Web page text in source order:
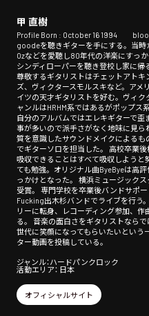
甲 直樹
Profile Born : October 16 1994
goodeを聴きギターを手にする。当
Ozなどを愛聴し80年代の洋楽にすっ
シンディローパーを聴き登校し家に帰
尊敬するギタリストはチェットアトキ
ズ、ヴィクタースモルスキなど。アメ
イツの天才ギタリストを好む。ヴィ
ャンルはHRHM系ではあるがポップス
自分のアルバムではエレキギターで歪
事が多いので派手さがなく地味に見
質を意識したサウンドメイクによる
でギターソロを担当した。 高校卒業
吸収できることはすべて吸収しよう
ても勉強。オリジナル曲ByeByeは高
っかけとなった。 横浜ミュージック
受賞。 専門学校を卒業後バンドサポ
Fucking出木杉バンドでライブを行う
リーに転身、レコーディング参加、
る。 音楽の面白さをギタリストなら
世代に笑顔になってもらいたいとい
ター動画を投稿している。
ジャンル：ハードパンクロック
活動エリア： 日本
オフィシャルサイト